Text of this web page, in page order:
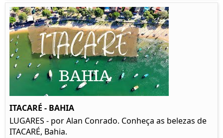
ITACARÉ - BAHIA
LUGARES - por Alan Conrado. Conheça as belezas de
ITACARÉ, Bahia.